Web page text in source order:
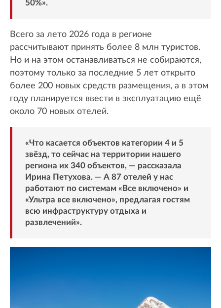
50%».
Всего за лето 2026 года в регионе
рассчитывают принять более 8 млн туристов.
Но и на этом останавливаться не собираются,
поэтому только за последние 5 лет открыто
более 200 новых средств размещения, а в этом
году планируется ввести в эксплуатацию ещё
около 70 новых отелей.
«Что касается объектов категории 4 и 5
звёзд, то сейчас на территории нашего
региона их 340 объектов, — рассказала
Ирина Петухова. — А 87 отелей у нас
работают по системам «Все включено» и
«Ультра все включено», предлагая гостям
всю инфраструктуру отдыха и
развлечений».